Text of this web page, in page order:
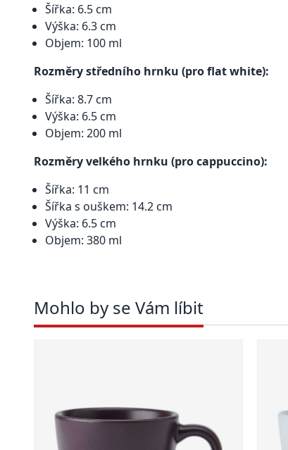
Šířka: 6.5 cm
Výška: 6.3 cm
Objem: 100 ml
Rozměry středního hrnku (pro flat white):
Šířka: 8.7 cm
Výška: 6.5 cm
Objem: 200 ml
Rozměry velkého hrnku (pro cappuccino):
Šířka: 11 cm
Šířka s ouškem: 14.2 cm
Výška: 6.5 cm
Objem: 380 ml
Mohlo by se Vám líbit